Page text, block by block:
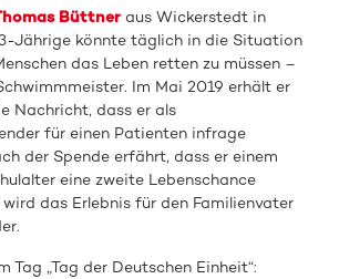
Büttner aus Wickerstedt in
Jährige könnte täglich in die Situation
das Leben retten zu müssen –
Im Mai 2019 erhält er
Nachricht, dass er als
für einen Patienten infrage
der Spende erfährt, dass er einem
eine zweite Lebenschance
das Erlebnis für den Familienvater
Tag „Tag der Deutschen Einheit“: